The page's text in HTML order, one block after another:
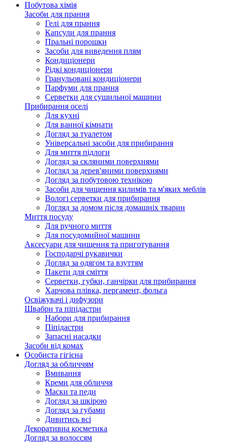
Побутова хімія
Засоби для прання
Гелі для прання
Капсули для прання
Пральні порошки
Засоби для виведення плям
Кондиціонери
Рідкі кондиціонери
Гранульовані кондиціонери
Парфуми для прання
Серветки для сушильної машини
Прибирання оселі
Для кухні
Для ванної кімнати
Догляд за туалетом
Універсальні засоби для прибирання
Для миття підлоги
Догляд за скляними поверхнями
Догляд за дерев'яними поверхнями
Догляд за побутовою технікою
Засоби для чищення килимів та м'яких меблів
Вологі серветки для прибирання
Догляд за домом після домашніх тварин
Миття посуду
Для ручного миття
Для посудомийної машини
Аксесуари для чищення та приготування
Господарчі рукавички
Догляд за одягом та взуттям
Пакети для сміття
Серветки, губки, ганчірки для прибирання
Харчова плівка, пергамент, фольга
Освіжувачі і дифузори
Швабри та піпідастри
Набори для прибирання
Піпідастри
Запасні насадки
Засоби від комах
Особиста гігієна
Догляд за обличчям
Вмивання
Креми для обличчя
Маски та педи
Догляд за шкірою
Догляд за губами
Дивитись всі
Декоративна косметика
Догляд за волоссям